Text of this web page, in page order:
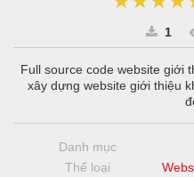
1
Full source code website giới
xây dựng website giới thiệu
Danh mục
Thể loại